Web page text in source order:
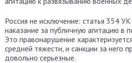
Россия не исключение: статья 354
наказание за публичную агитацию в
Это правонарушение
средней тяжести, и санкции за него
довольно серьезные.